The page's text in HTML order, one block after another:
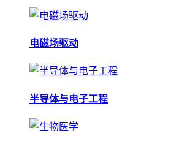
电磁场驱动
半导体与电子工程